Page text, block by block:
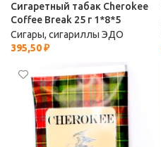
Сигаретный табак Cherokee
Coffee Break 25 г 1*8*5
Сигары, сигариллы ЭДО
395,50₽